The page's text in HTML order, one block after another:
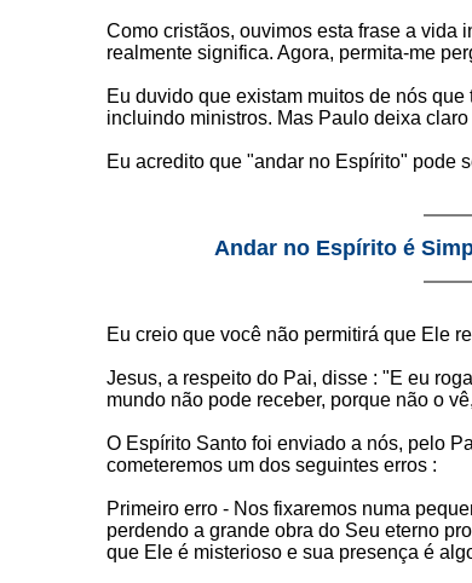
Como cristãos, ouvimos esta frase a vida
realmente significa. Agora, permita-me
Eu duvido que existam muitos de nós
incluindo ministros. Mas Paulo deixa
Eu acredito que "andar no Espírito" pode
Andar no Espírito é
Eu creio que você não permitirá que Ele
Jesus, a respeito do Pai, disse : "E eu
mundo não pode receber, porque não o
O Espírito Santo foi enviado a nós, pelo
cometeremos um dos seguintes erros :
Primeiro erro - Nos fixaremos numa
perdendo a grande obra do Seu eterno
que Ele é misterioso e sua presença é